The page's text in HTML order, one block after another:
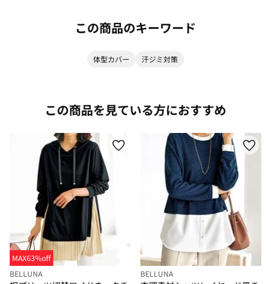
この商品のキーワード
体型カバー 汗ジミ対策
この商品を見ている方におすすめ
MAX63%off
BELLUNA
BELLUNA